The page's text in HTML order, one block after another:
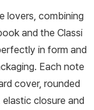
lovers, combining
and the Classi
in form and
Each note
cover, rounded
closure and